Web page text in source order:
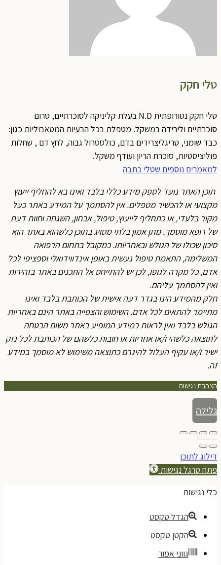
טלי חקק
טלי חקק נטורופתית N.D בעלת קליניקה לסוכרתיים, טרום
סוכרתיים ולירידה במשקל. מטפלת בכל הבעיות המטאבוליות כגון:
כבד שומני, טריגליצרידים בדם, כולסטרול גבוה, לחץ דם , שחלות
פוליציסטיות, סוכרת הריון ועודף משקל.
למאמרים נוספים שטלי כתבה
תוכן האתר נועד לספק מידע כללי בלבד ואינו בא להחליף ייעוץ
מקצועי או להכשיר מטפלים. אין להסתמך על המידע באתר כעל
מקור בלעדי, או כתחליף לייעוץ, טיפול, אבחון, השגחה וחוות דעת
של רופא מוסמך. מתן אמון בלתי מסויג בתוכן כלשהוא באתר הוא
סיכון שכולו של הגולש ובאחריותו. כמקובל בתחום הרפואה
המשלימה, התאמת טיפול נעשית באופן אינדווידואלי וספציפי לכל
אדם, כל מקרה לגופו, לכן יש להתייחס אל התכנים באתר בזהירות
ואין להסתמך עליהם.
חלק מהמידע הינו בגדר דעה אישית של הכותבת בלבד ואינו
מתיימר להתאים לכל אדם. השימוש והצפייה באתר הינם באחריות
הגולש בלבד ואין לראות במידע המופיע באתר משום הבטחה
לתוצאה כלשהי ו/או אחריות או חובות כלשהם של הכותבת לכל נזק
ישיר ו/או עקיף העלול להיגרם כתוצאה משימוש לא מוסמך במידע
זה.
הצהרת נגישות
גלילה
לראש
העמוד
דילוג לתוכן
פתח סרגל נגישות
כלי נגישות
הגדל טקסט
הקטן טקסט
גווני אפור